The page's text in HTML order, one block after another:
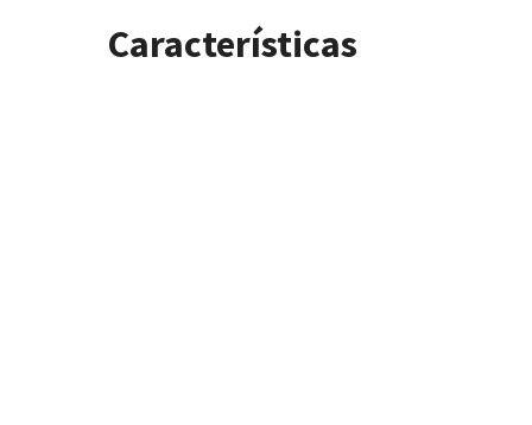
Características